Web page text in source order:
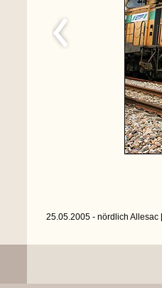
25.05.2005 - nördlich Allesac